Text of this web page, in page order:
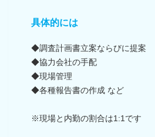
具体的には
◆調査計画書立案ならびに提案
◆協力会社の手配
◆現場管理
◆各種報告書の作成 など
※現場と内勤の割合は1:1です